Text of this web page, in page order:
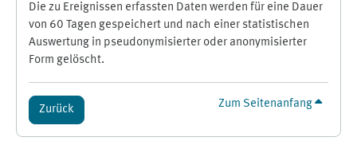
Die zu Ereignissen erfassten Daten werden für eine Dauer
von 60 Tagen gespeichert und nach einer statistischen
Auswertung in pseudonymisierter oder anonymisierter
Form gelöscht.
Zurück Zum Seitenanfang